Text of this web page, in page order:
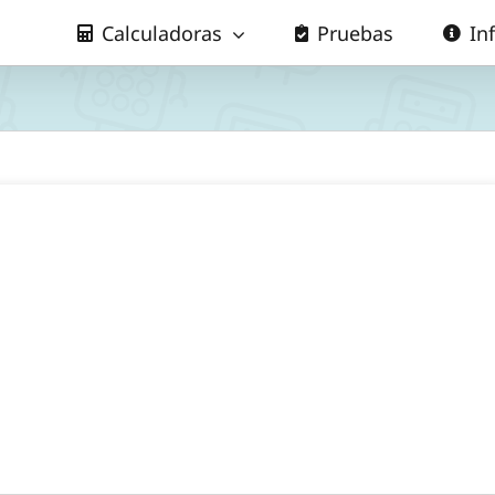
Calculadoras Pruebas